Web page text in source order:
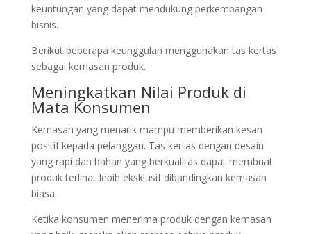
keuntungan yang dapat mendukung perkembangan
bisnis.
Berikut beberapa keunggulan menggunakan tas kertas
sebagai kemasan produk.
Meningkatkan Nilai Produk di
Mata Konsumen
Kemasan yang menarik mampu memberikan kesan
positif kepada pelanggan. Tas kertas dengan desain
yang rapi dan bahan yang berkualitas dapat membuat
produk terlihat lebih eksklusif dibandingkan kemasan
biasa.
Ketika konsumen menerima produk dengan kemasan